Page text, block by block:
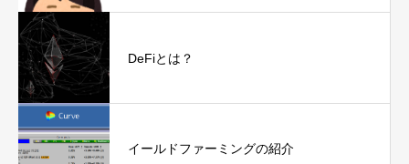
DeFiとは？
イールドファーミングの紹介